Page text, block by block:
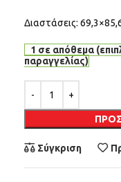
Διαστάσεις:
1 σε απόθεμα
παραγγελίας)
Σύγκριση